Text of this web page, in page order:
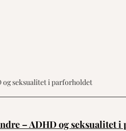
seksualitet i parforholdet
– ADHD og seksualitet